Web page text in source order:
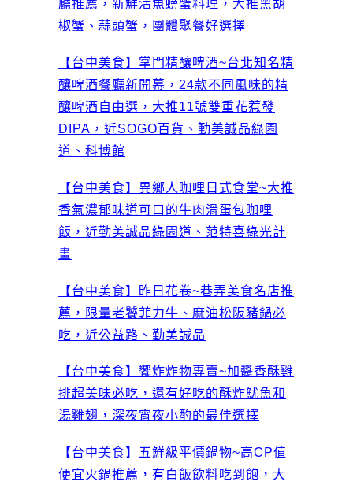
廳推薦，新鮮活魚螃蟹料理，大推黑胡
椒蟹、蒜頭蟹，團體聚餐好選擇
【台中美食】掌門精釀啤酒~台北知名精
釀啤酒餐廳新開幕，24款不同風味的精
釀啤酒自由選，大推11號雙重花惹發
DIPA，近SOGO百貨、勤美誠品綠園
道、科博館
【台中美食】異鄉人咖哩日式食堂~大推
香氣濃郁味道可口的牛肉滑蛋包咖哩
飯，近勤美誠品綠園道、范特喜綠光計
畫
【台中美食】昨日花卷~巷弄美食名店推
薦，限量老饕菲力牛、麻油松阪豬鍋必
吃，近公益路、勤美誠品
【台中美食】饗炸炸物專賣~加醬香酥雞
排超美味必吃，還有好吃的酥炸魷魚和
湯雞翅，深夜宵夜小酌的最佳選擇
【台中美食】五鮮級平價鍋物~高CP值
便宜火鍋推薦，有白飯飲料吃到飽，大